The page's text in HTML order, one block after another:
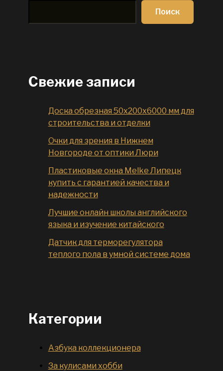
Поиск
Свежие записи
Доска обрезная 50x200x6000 мм для
строительства и отделки
Очки для зрения в Нижнем
Новгороде от оптики Люри
Пластиковые окна Melke Липецк
купить с гарантией качества и
надежности
Лучшие онлайн школы английского
языка и изучение китайского
Датчик для терморегулятора
теплого пола в умной системе дома
Категории
Азбука коллекционера
За кулисами хобби